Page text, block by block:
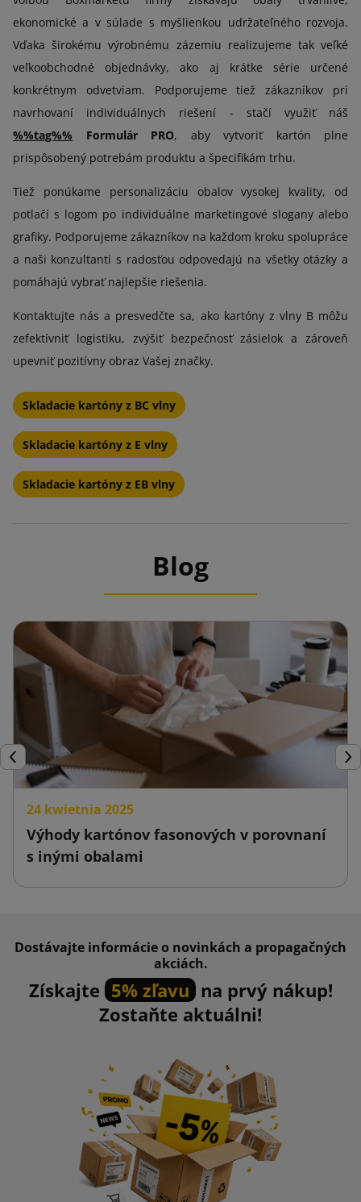
ekonomické a v súlade s myšlienkou udržateľného rozvoja.
Vďaka širokému výrobnému zázemiu realizujeme tak veľké
veľkoobchodné objednávky, ako aj krátke série určené
konkrétnym odvetviam. Podporujeme tiež zákazníkov pri
navrhovaní individuálnych riešení - stačí využiť náš
%%tag%%
Formulár PRO, aby vytvoriť kartón plne
prispôsobený potrebám produktu a špecifikám trhu.
Tiež ponúkame personalizáciu obalov vysokej kvality, od
potlačí s logom po individuálne marketingové slogany alebo
grafiky. Podporujeme zákazníkov na každom kroku spolupráce
a naši konzultanti s radosťou odpovedajú na všetky otázky a
pomáhajú vybrať najlepšie riešenia.
Kontaktujte nás a presvedčte sa, ako kartóny z vlny B môžu
zefektívniť logistiku, zvýšiť bezpečnosť zásielok a zároveň
upevniť pozitívny obraz Vašej značky.
Skladacie kartóny z BC vlny
Skladacie kartóny z E vlny
Skladacie kartóny z EB vlny
Blog
Späť
24 kwietnia 2025
Výhody kartónov fasonových v porovnaní
s inými obalami
Dostávajte informácie o novinkách a propagačných
akciách.
Získajte 5% zľavu na prvý nákup!
Zostaňte aktuálni!